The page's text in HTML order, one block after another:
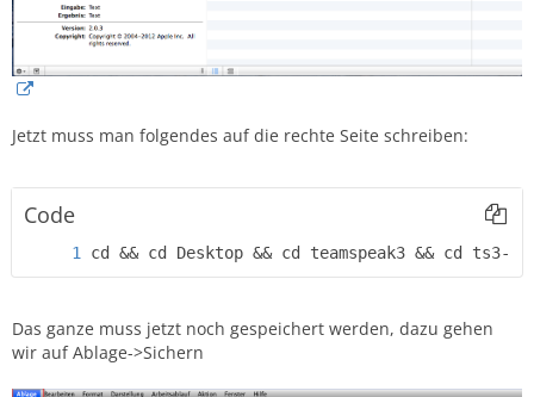
Jetzt muss man folgendes auf die rechte Seite schreiben:
Code
cd && cd Desktop && cd teamspeak3 && cd ts3-
Das ganze muss jetzt noch gespeichert werden, dazu gehen
wir auf Ablage->Sichern